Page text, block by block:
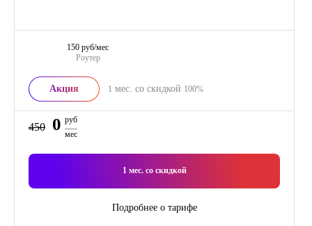
Роутер
150 руб/мес
Акция 1 мес. со скидкой 100%
450 0 руб
мес
1мес. со скидкой
Подробнее о тарифе